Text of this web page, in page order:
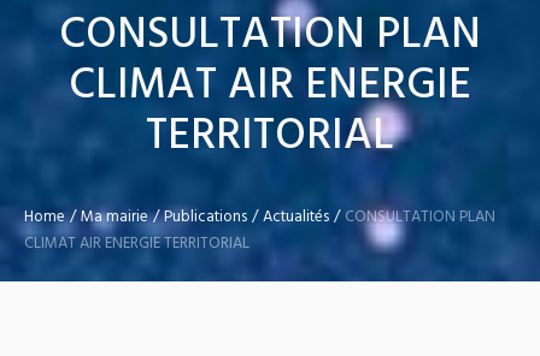
CONSULTATION PLAN
CLIMAT AIR ENERGIE
TERRITORIAL
Home/Ma mairie/Publications/Actualités/CONSULTATION PLAN
CLIMAT AIR ENERGIE TERRITORIAL